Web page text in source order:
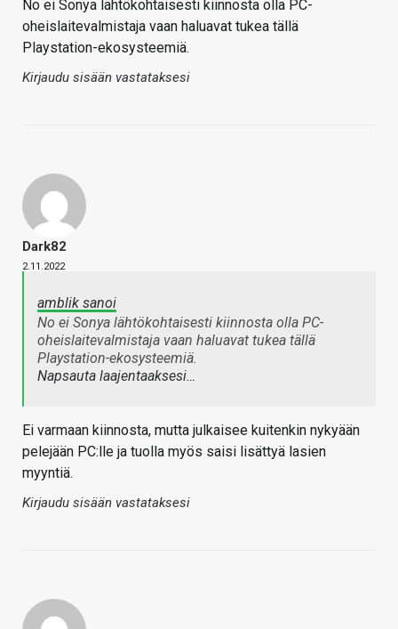
No ei Sonya lähtökohtaisesti kiinnosta olla PC-
oheislaitevalmistaja vaan haluavat tukea tällä
Playstation-ekosysteemiä.
Kirjaudu sisään vastataksesi
Dark82
2.11.2022
amblik sanoi
No ei Sonya lähtökohtaisesti kiinnosta olla PC-
oheislaitevalmistaja vaan haluavat tukea tällä
Playstation-ekosysteemiä.
Napsauta laajentaaksesi…
Ei varmaan kiinnosta, mutta julkaisee kuitenkin nykyään
pelejään PC:lle ja tuolla myös saisi lisättyä lasien
myyntiä.
Kirjaudu sisään vastataksesi